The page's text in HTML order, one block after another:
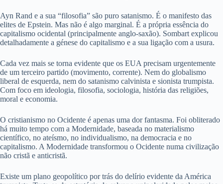
Ayn Rand e a sua “filosofia” são puro satanismo. É o manifesto das
elites de Epstein. Mas não é algo marginal. É a própria essência do
capitalismo ocidental (principalmente anglo-saxão). Sombart explicou
detalhadamente a génese do capitalismo e a sua ligação com a usura.
Cada vez mais se torna evidente que os EUA precisam urgentemente
de um terceiro partido (movimento, corrente). Nem do globalismo
liberal de esquerda, nem do satanismo calvinista e sionista trumpista.
Com foco em ideologia, filosofia, sociologia, história das religiões,
moral e economia.
O cristianismo no Ocidente é apenas uma dor fantasma. Foi obliterado
há muito tempo com a Modernidade, baseada no materialismo
científico, no ateísmo, no individualismo, na democracia e no
capitalismo. A Modernidade transformou o Ocidente numa civilização
não cristã e anticristã.
Existe um plano geopolítico por trás do delírio evidente da América